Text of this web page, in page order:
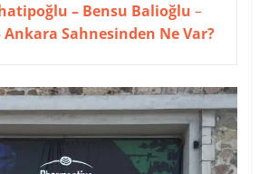
– Bensu Balioğlu –
Ankara Sahnesinden Ne Var?